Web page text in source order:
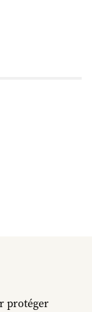
protéger